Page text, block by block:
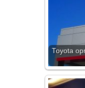
Toyota